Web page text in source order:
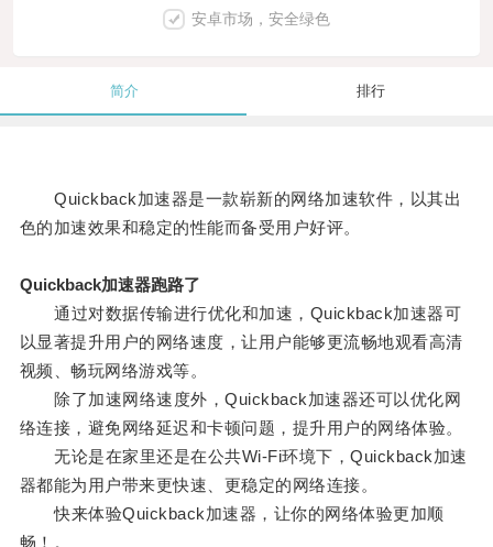
安卓市场，安全绿色
简介 排行
Quickback加速器是一款崭新的网络加速软件，以其出
色的加速效果和稳定的性能而备受用户好评。
Quickback加速器跑路了
通过对数据传输进行优化和加速，Quickback加速器可
以显著提升用户的网络速度，让用户能够更流畅地观看高清
视频、畅玩网络游戏等。
除了加速网络速度外，Quickback加速器还可以优化网
络连接，避免网络延迟和卡顿问题，提升用户的网络体验。
无论是在家里还是在公共Wi-Fi环境下，Quickback加速
器都能为用户带来更快速、更稳定的网络连接。
快来体验Quickback加速器，让你的网络体验更加顺
畅！。